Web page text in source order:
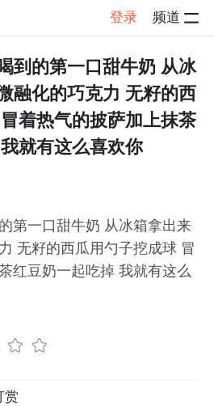
登录 频道
感慨 帖子详情
到的第一口甜牛奶 从冰
融化的巧克力 无籽的西
着热气的披萨加上抹茶
就有这么喜欢你​
第一口甜牛奶 从冰箱拿出来
无籽的西瓜用勺子挖成球 冒
红豆奶一起吃掉 我就有这么
赏